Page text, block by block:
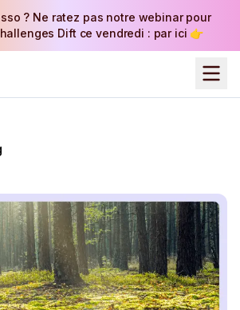
? Ne ratez pas notre webinar pour
Dift ce vendredi : par ici 👉